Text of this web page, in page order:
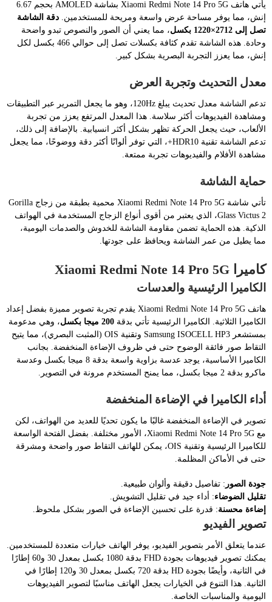
يأتي هاتف Xiaomi Redmi Note 14 Pro 5G بشاشة AMOLED بحجم 6.67
إنش، مما يوفر مساحة عرض واسعة ومريحة للمستخدمين. دقة الشاشة
تصل إلى 2712×1220 بكسل
، مما يعني أن الصور والنصوص تبدو واضحة
وحادة. هذه الشاشة تقدم كثافة بكسلات تصل إلى حوالي 466 بكسل لكل
إنش، مما يعزز التجربة البصرية بشكل كبير.
معدل التحديث وتجربة العرض
تدعم الشاشة معدل تحديث يبلغ 120Hz، وهو ما يجعل التمرير عبر التطبيقات
ومشاهدة الفيديوهات أكثر سلاسة. هذا المعدل المرتفع يعزز من تجربة
الألعاب، حيث يجعل الحركة تظهر بشكل أكثر انسيابية. بالإضافة إلى ذلك،
تدعم الشاشة تقنية HDR10+، التي توفر ألوانًا أكثر دقة ووضوحًا، مما يجعل
مشاهدة الأفلام والفيديوهات تجربة ممتعة.
حماية الشاشة
تأتي شاشة Xiaomi Redmi Note 14 Pro 5G محمية بطبقة من زجاج Gorilla
Glass Victus 2، الذي يعتبر من أقوى أنواع الزجاج المستخدمة في الهواتف
الذكية. هذه الحماية تضمن مقاومة الشاشة للخدوش والصدمات اليومية،
مما يطيل من عمر الشاشة ويحافظ على جودتها.
كاميرا Xiaomi Redmi Note 14 Pro 5G
الكاميرا الرئيسية والعدسات
هاتف Xiaomi Redmi Note 14 Pro 5G يقدم تجربة تصوير مميزة بفضل إعداد
الكاميرا الثلاثية. الكاميرا الرئيسية تأتي بدقة 200 ميجا بكسل
، وهي مدعومة
بمستشعر Samsung ISOCELL HP3 وتقنية OIS (المثبت البصري)، مما يتيح
التقاط صور فائقة الوضوح حتى في ظروف الإضاءة المنخفضة. بجانب
الكاميرا الأساسية، يوجد عدسة بزاوية واسعة بدقة 8 ميجا بكسل وعدسة
ماكرو بدقة 2 ميجا بكسل، مما يمنح المستخدم مرونة في التصوير.
أداء الكاميرا في الإضاءة المنخفضة
تصوير في الإضاءة المنخفضة غالبًا ما يكون تحديًا للعديد من الهواتف، لكن
مع Xiaomi Redmi Note 14 Pro 5G، الأمور مختلفة. بفضل الفتحة الواسعة
للكاميرا الرئيسية وتقنية OIS، يمكن للهاتف التقاط صور واضحة ومشرقة
حتى في الأماكن المظلمة.
جودة الصور : تفاصيل دقيقة وألوان طبيعية.
تقليل الضوضاء: أداء جيد في تقليل التشويش.
إضاءة محسنة: قدرة على تحسين الإضاءة في الصور بشكل ملحوظ.
تصوير الفيديو
عندما يتعلق الأمر بتصوير الفيديو، يوفر الهاتف خيارات متعددة للمستخدمين.
يمكنك تصوير فيديوهات بجودة FHD بدقة 1080 بكسل بمعدل 30 و60 إطارًا
في الثانية، وأيضًا بجودة HD بدقة 720 بكسل بمعدل 30 و120 إطارًا في
الثانية. هذا التنوع في الخيارات يجعل الهاتف مناسبًا لتصوير الفيديوهات
اليومية والمناسبات الخاصة.